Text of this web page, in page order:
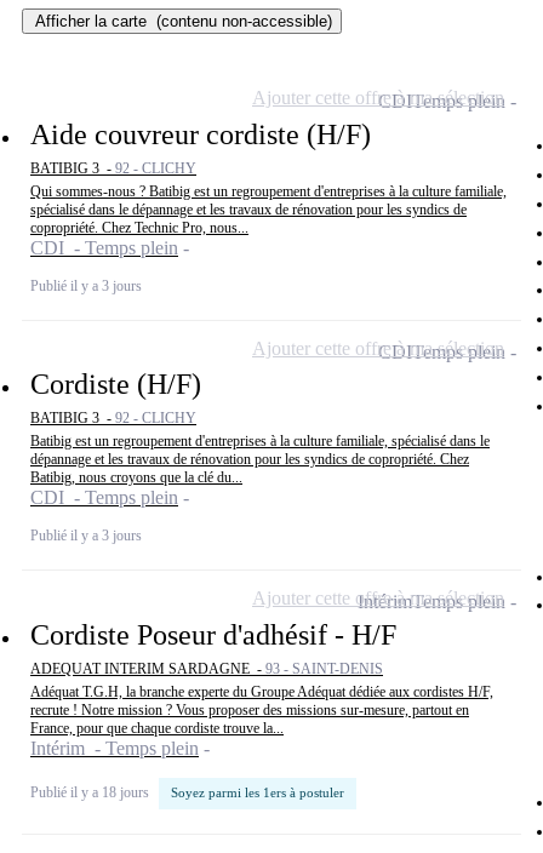
Afficher la carte (contenu non-accessible)
Aide couvreur cordiste (H/F)
BATIBIG 3 - 92 - CLICHY
Qui sommes-nous ? Batibig est un regroupement d'entreprises à la culture familiale,
spécialisé dans le dépannage et les travaux de rénovation pour les syndics de
copropriété. Chez Technic Pro, nous...
CDI - Temps plein
Publié il y a 3 jours
CDITemps plein
Ajouter cette offre à ma sélection
Cordiste (H/F)
BATIBIG 3 - 92 - CLICHY
Batibig est un regroupement d'entreprises à la culture familiale, spécialisé dans le
dépannage et les travaux de rénovation pour les syndics de copropriété. Chez
Batibig, nous croyons que la clé du...
CDI - Temps plein
Publié il y a 3 jours
CDITemps plein
Ajouter cette offre à ma sélection
Cordiste Poseur d'adhésif - H/F
ADEQUAT INTERIM SARDAGNE - 93 - SAINT-DENIS
Adéquat T.G.H, la branche experte du Groupe Adéquat dédiée aux cordistes H/F,
recrute ! Notre mission ? Vous proposer des missions sur-mesure, partout en
France, pour que chaque cordiste trouve la...
Intérim - Temps plein
Publié il y a 18 jours Soyez parmi les 1ers à postuler
IntérimTemps plein
Ajouter cette offre à ma sélection